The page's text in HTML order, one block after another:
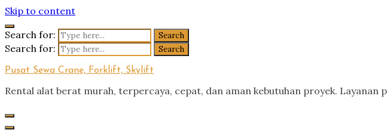
Skip to content
Search for:
Search for:
Pusat Sewa Crane, Forklift, Skylift
Rental alat berat murah, terpercaya, cepat, dan aman kebutuhan proyek.